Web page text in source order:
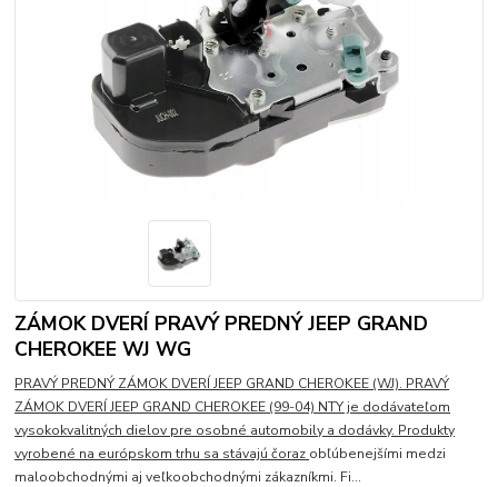
ZÁMOK DVERÍ PRAVÝ PREDNÝ JEEP GRAND
CHEROKEE WJ WG
PRAVÝ PREDNÝ ZÁMOK DVERÍ JEEP GRAND CHEROKEE (WJ). PRAVÝ
ZÁMOK DVERÍ JEEP GRAND CHEROKEE (99-04) NTY je dodávateľom
vysokokvalitných dielov pre osobné automobily a dodávky. Produkty
vyrobené na európskom trhu sa stávajú čoraz obľúbenejšími medzi
maloobchodnými aj veľkoobchodnými zákazníkmi. Fi...